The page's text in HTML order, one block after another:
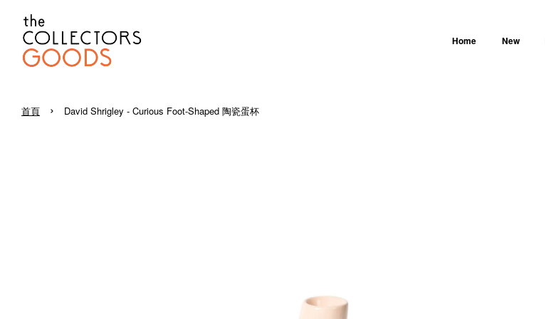
Home New
首頁 › David Shrigley - Curious Foot-Shaped 陶瓷蛋杯